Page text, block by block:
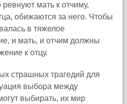
мать к отчиму,
обижаются за него. Чтобы
в тяжелое
и мать, и отчим должны
к отцу.
страшных трагедий для
выбора между
выбирать, их мир